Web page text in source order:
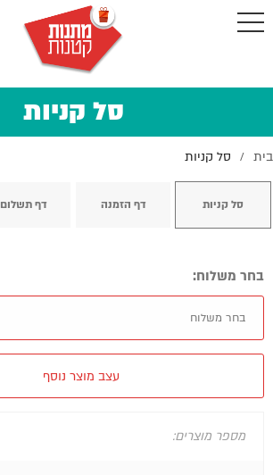
https://www.littlegifts.co.il/%D7%A1%D7%9C-
%D7%A7%D7%A0%D7%99%D7%95%D7%AA/
סל קניות
בית / סל קניות
סל קניות דף הזמנה דף תשלום
בחר משלוח:
עצב מוצר נוסף
מספר מוצרים: